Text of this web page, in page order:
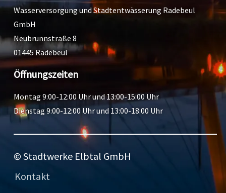
Wasserversorgung und Stadtentwässerung Radebeul
GmbH
Neubrunnstraße 8
01445 Radebeul
Öffnungszeiten
Montag 9:00-12:00 Uhr und 13:00-15:00 Uhr
Dienstag 9:00-12:00 Uhr und 13:00-18:00 Uhr
© Stadtwerke Elbtal GmbH
Kontakt